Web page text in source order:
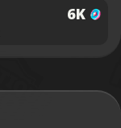
6K